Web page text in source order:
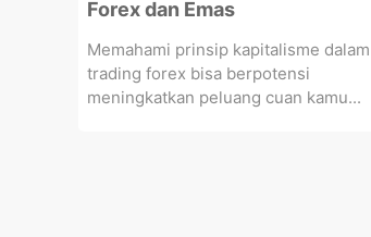
Forex dan Emas
Memahami prinsip kapitalisme dalam
trading forex bisa berpotensi
meningkatkan peluang cuan kamu...